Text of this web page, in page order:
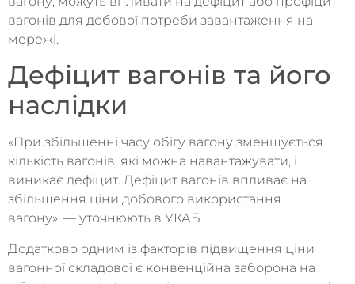
вагонів для добової потреби завантаження на
мережі.
Дефіцит вагонів та його
наслідки
«При збільшенні часу обігу вагону зменшується
кількість вагонів, які можна навантажувати, і
виникає дефіцит. Дефіцит вагонів впливає на
збільшення ціни добового використання
вагону», — уточнюють в УКАБ.
Додатково одним із факторів підвищення ціни
вагонної складової є конвенційна заборона на